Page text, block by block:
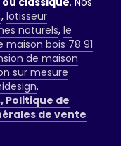
, lotisseur
naturels, le
bois 78 91
de maison
sur mesure
.
Politique de
de vente